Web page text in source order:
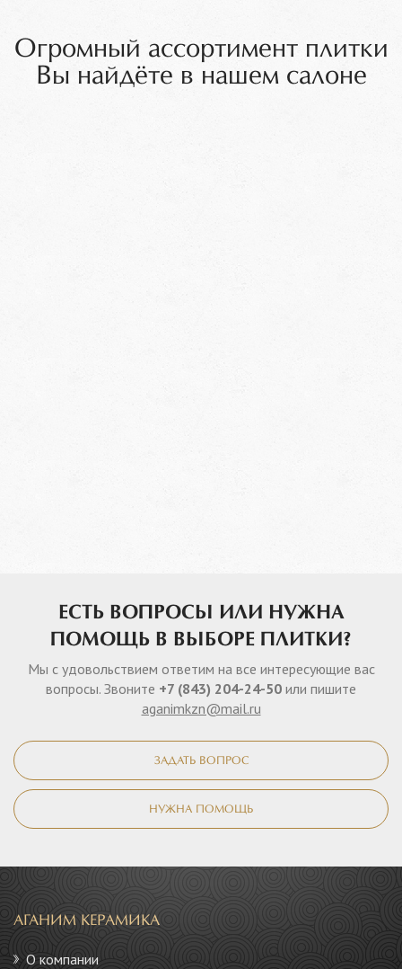
Огромный ассортимент плитки
Вы найдёте в нашем салоне
ЕСТЬ ВОПРОСЫ ИЛИ НУЖНА
ПОМОЩЬ В ВЫБОРЕ ПЛИТКИ?
Мы с удовольствием ответим на все интересующие вас
вопросы. Звоните +7 (843) 204-24-50 или пишите
aganimkzn@mail.ru
ЗАДАТЬ ВОПРОС
НУЖНА ПОМОЩЬ
АГАНИМ КЕРАМИКА
О компании